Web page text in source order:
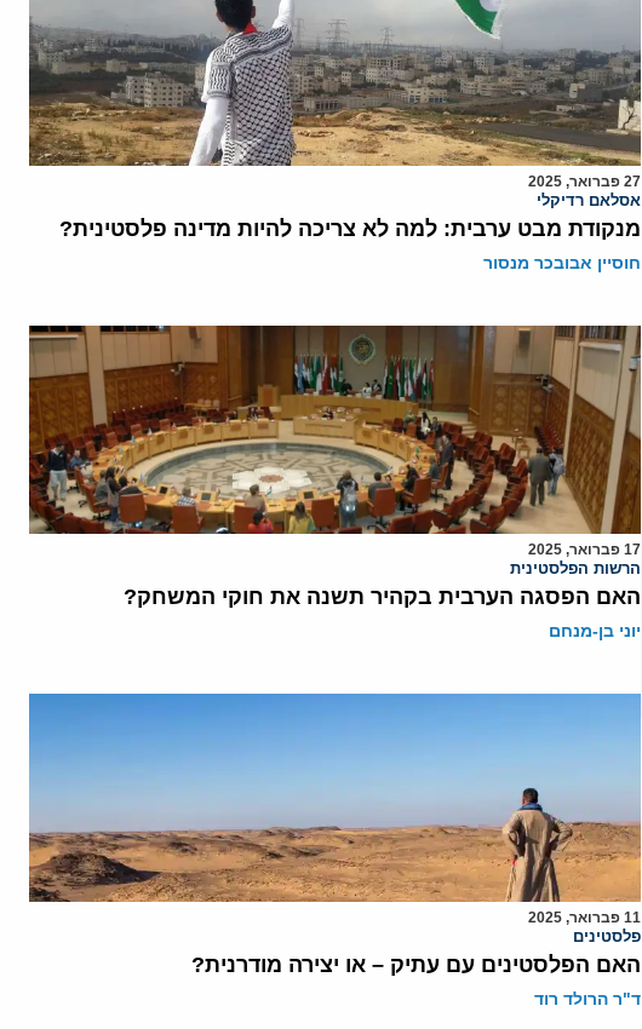
27 פברואר, 2025
אסלאם רדיקלי
מנקודת מבט ערבית: למה לא צריכה להיות מדינה פלסטינית?
חוסיין אבובכר מנסור
17 פברואר, 2025
הרשות הפלסטינית
האם הפסגה הערבית בקהיר תשנה את חוקי המשחק?
יוני בן-מנחם
11 פברואר, 2025
פלסטינים
האם הפלסטינים עם עתיק – או יצירה מודרנית?
ד"ר הרולד רוד